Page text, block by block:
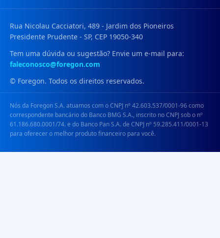
Rua Nicolau Cacciatori, 489 - Jardim dos Pioneiros
Presidente Prudente - SP, CEP 19050-340
Tem uma dúvida ou sugestão? Envie um e-mail para:
faleconosco@foregon.com
© Foregon. Todos os direitos reservados.
Nós da Foregon S.A. atuamos com o CNPJ nº 42.603.537/0001-96 como
correspondente bancário do Banco BMG S.A., inscrito no CNPJ sob o nº
61.186.680.0001/74. e do Banco Pan S.A. de CNPJ nº 59.285.411/0001-13
para oferecer o melhor produto financeiro para você.